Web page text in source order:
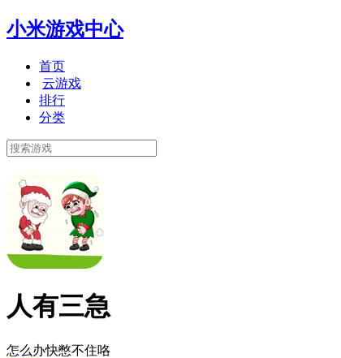
小米游戏中心
首页
云游戏
排行
分类
人有三急
怎么办快憋不住咯